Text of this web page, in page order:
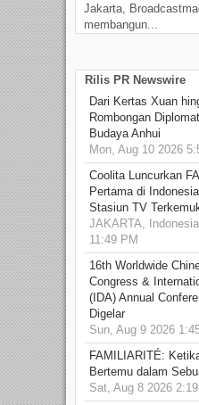
Jakarta,
membangun...
Rilis PR Newswire
Dari Kertas Xuan
Rombongan
Budaya Anhui
Mon, Aug 10 2026
Coolita Luncurkan
Pertama di
Stasiun TV
JAKARTA,
11:49 PM
16th Worldwide
Congress &
(IDA) Annual
Digelar
Sun, Aug 9 2026
FAMILIARITÉ:
Bertemu dalam
Sat, Aug 8 2026